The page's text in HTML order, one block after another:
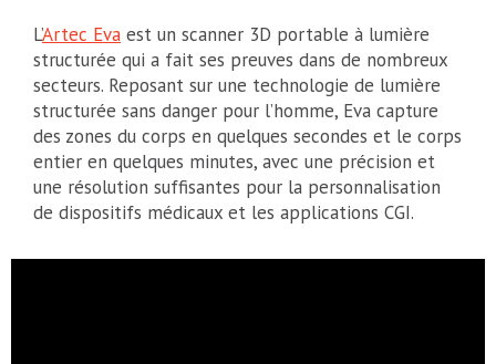
L’Artec Eva est un scanner 3D portable à lumière
structurée qui a fait ses preuves dans de nombreux
secteurs. Reposant sur une technologie de lumière
structurée sans danger pour l’homme, Eva capture
des zones du corps en quelques secondes et le corps
entier en quelques minutes, avec une précision et
une résolution suffisantes pour la personnalisation
de dispositifs médicaux et les applications CGI.